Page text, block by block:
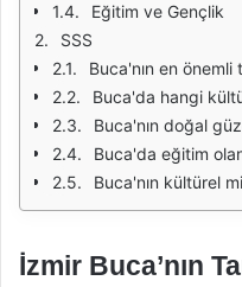
Eğitim ve Gençlik
SSS
Buca'nın en önemli
Buca'da hangi
Buca'nın doğal
Buca'da eğitim
Buca'nın kültürel
İzmir Buca’nın